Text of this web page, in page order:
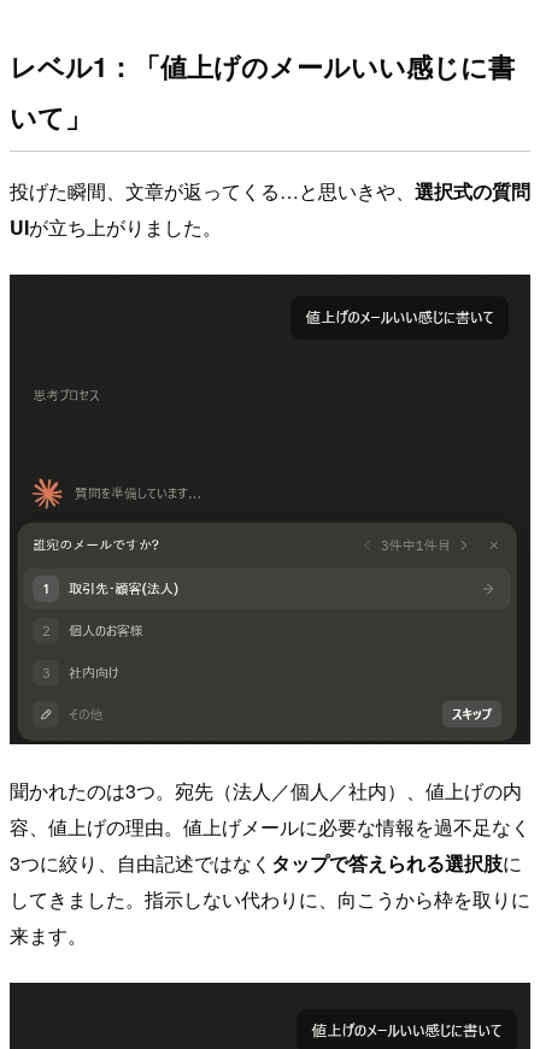
レベル1：「値上げのメールいい感じに書
いて」
投げた瞬間、文章が返ってくる…と思いきや、 選択式の質問
UIが立ち上がりました。
聞かれたのは3つ。宛先（法人／個人／社内）、値上げの内
容、値上げの理由。値上げメールに必要な情報を過不足なく
3つに絞り、自由記述ではなく タップで答えられる選択肢に
してきました。指示しない代わりに、向こうから枠を取りに
来ます。